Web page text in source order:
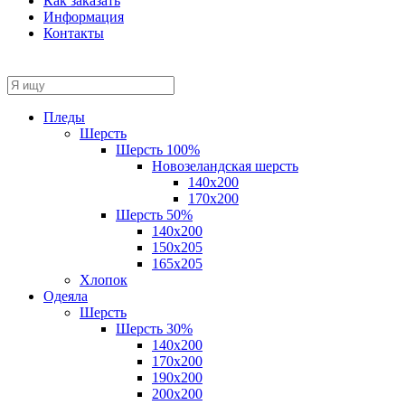
Информация
Контакты
Пледы
Шерсть
Шерсть 100%
Новозеландская шерсть
140х200
170x200
Шерсть 50%
140x200
150х205
165х205
Хлопок
Одеяла
Шерсть
Шерсть 30%
140х200
170х200
190х200
200х200